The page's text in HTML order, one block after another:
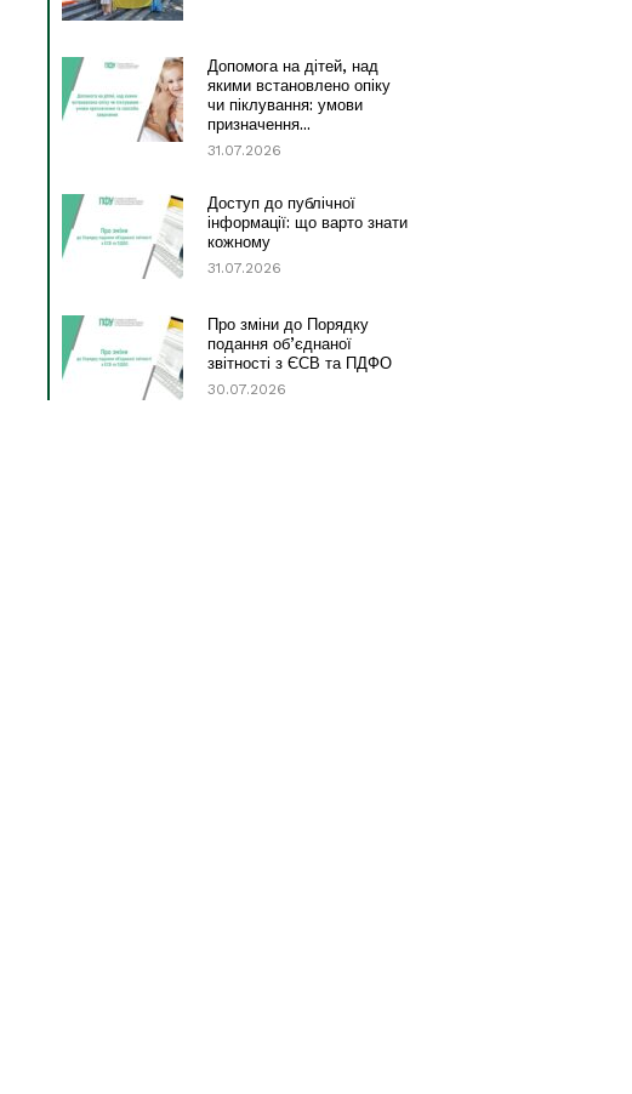
Допомога на дітей, над
якими встановлено опіку
чи піклування: умови
призначення...
31.07.2026
Доступ до публічної
інформації: що варто знати
кожному
31.07.2026
Про зміни до Порядку
подання об’єднаної
звітності з ЄСВ та ПДФО
30.07.2026